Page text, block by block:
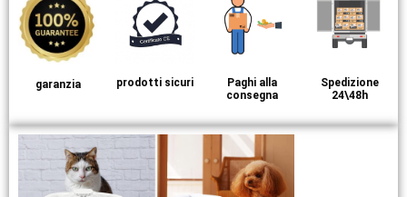
garanzia prodotti sicuri
Paghi alla
consegna
Spedizione
24\48h